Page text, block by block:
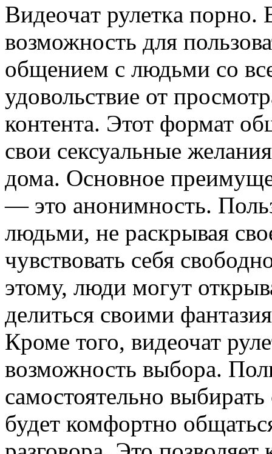
Видeoчaт рулeткa
возможность для
общением с людьми со
удовольствие от
контента. Этот формат
свои сексуальные
дома. Основное
— это анонимность.
людьми, не раскрывая
чувствовать себя
этому, люди могут
делиться своими
Кроме того, видеочат
возможность выбора.
самостоятельно
будет комфортно